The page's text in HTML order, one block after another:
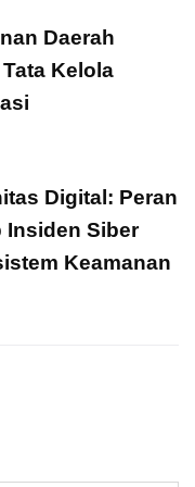
Daerah
Kelola
Digital: Peran
Insiden Siber
Keamanan